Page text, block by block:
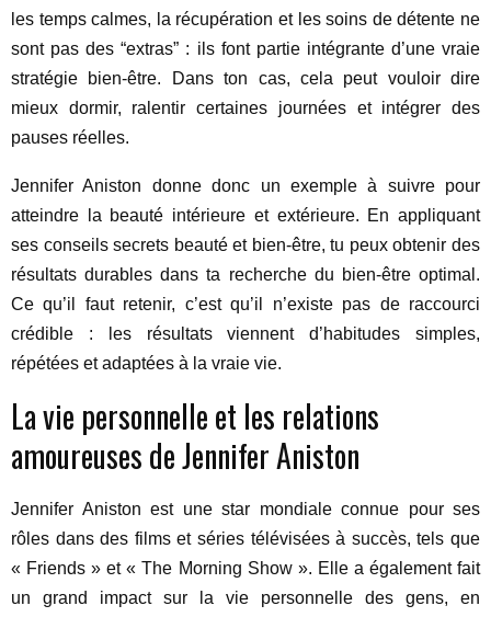
les temps calmes, la récupération et les soins de détente ne
sont pas des “extras” : ils font partie intégrante d’une vraie
stratégie bien-être. Dans ton cas, cela peut vouloir dire
mieux dormir, ralentir certaines journées et intégrer des
pauses réelles.
Jennifer Aniston donne donc un exemple à suivre pour
atteindre la beauté intérieure et extérieure. En appliquant
ses conseils secrets beauté et bien-être, tu peux obtenir des
résultats durables dans ta recherche du bien-être optimal.
Ce qu’il faut retenir, c’est qu’il n’existe pas de raccourci
crédible : les résultats viennent d’habitudes simples,
répétées et adaptées à la vraie vie.
La vie personnelle et les relations
amoureuses de Jennifer Aniston
Jennifer Aniston est une star mondiale connue pour ses
rôles dans des films et séries télévisées à succès, tels que
« Friends » et « The Morning Show ». Elle a également fait
un grand impact sur la vie personnelle des gens, en